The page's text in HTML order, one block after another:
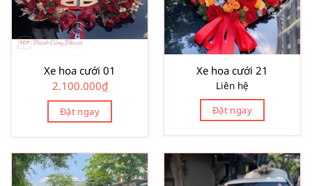
Xe hoa cưới 01
2.100.000₫
Đặt ngay
Xe hoa cưới 21
Liên hệ
Đặt ngay